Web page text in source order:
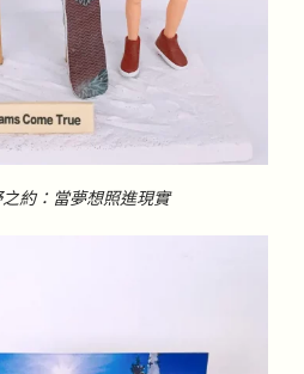
約：當夢想照進現實